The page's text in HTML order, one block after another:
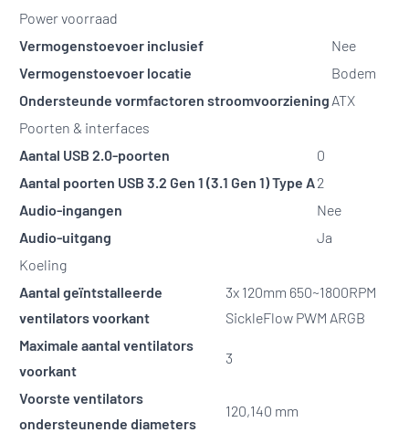
Power voorraad
Vermogenstoevoer inclusief
Nee
Vermogenstoevoer locatie
Bodem
Ondersteunde vormfactoren stroomvoorziening ATX
Poorten & interfaces
Aantal USB 2.0-poorten
0
Aantal poorten USB 3.2 Gen 1 (3.1 Gen 1) Type A2
Audio-ingangen
Nee
Audio-uitgang
Ja
Koeling
Aantal geïntstalleerde
ventilators voorkant
3x 120mm 650~1800RPM
SickleFlow PWM ARGB
Maximale aantal ventilators
voorkant
3
Voorste ventilators
ondersteunende diameters
120,140 mm